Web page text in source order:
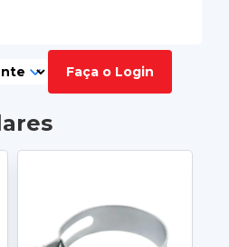
Faça o Login